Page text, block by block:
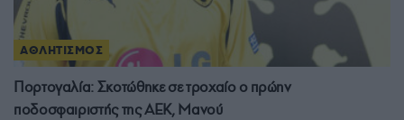
ΑΘΛΗΤΙΣΜΟΣ
Πορτογαλία: Σκοτώθηκε σε τροχαίο ο πρώην
ποδοσφαιριστής της ΑΕΚ, Μανού